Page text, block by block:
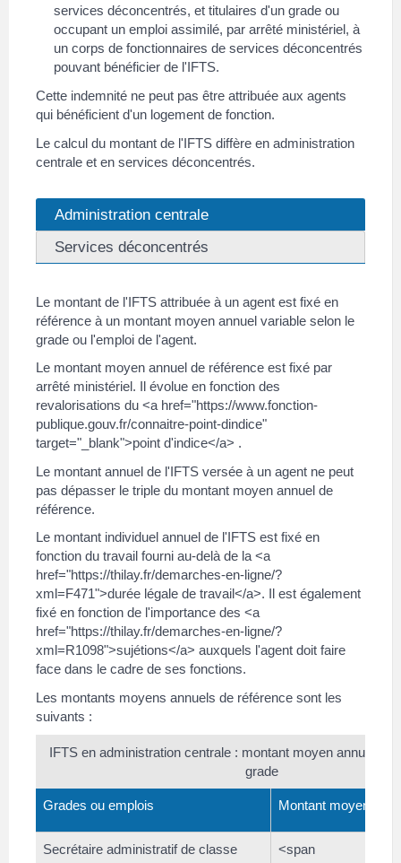
services déconcentrés, et titulaires d'un grade ou
occupant un emploi assimilé, par arrêté ministériel, à
un corps de fonctionnaires de services déconcentrés
pouvant bénéficier de l'IFTS.
Cette indemnité ne peut pas être attribuée aux agents
qui bénéficient d'un logement de fonction.
Le calcul du montant de l'IFTS diffère en administration
centrale et en services déconcentrés.
Administration centrale
Services déconcentrés
Le montant de l'IFTS attribuée à un agent est fixé en
référence à un montant moyen annuel variable selon le
grade ou l'emploi de l'agent.
Le montant moyen annuel de référence est fixé par
arrêté ministériel. Il évolue en fonction des
revalorisations du <a href="https://www.fonction-
publique.gouv.fr/connaitre-point-dindice"
target="_blank">point d'indice</a> .
Le montant annuel de l'IFTS versée à un agent ne peut
pas dépasser le triple du montant moyen annuel de
référence.
Le montant individuel annuel de l'IFTS est fixé en
fonction du travail fourni au-delà de la <a
href="https://thilay.fr/demarches-en-ligne/?
xml=F471">durée légale de travail</a>. Il est également
fixé en fonction de l'importance des <a
href="https://thilay.fr/demarches-en-ligne/?
xml=R1098">sujétions</a> auxquels l'agent doit faire
face dans le cadre de ses fonctions.
Les montants moyens annuels de référence sont les
suivants :
IFTS en administration centrale : montant moyen annuel de
grade
Grades ou emplois Montant moyen
Secrétaire administratif de classe
<span